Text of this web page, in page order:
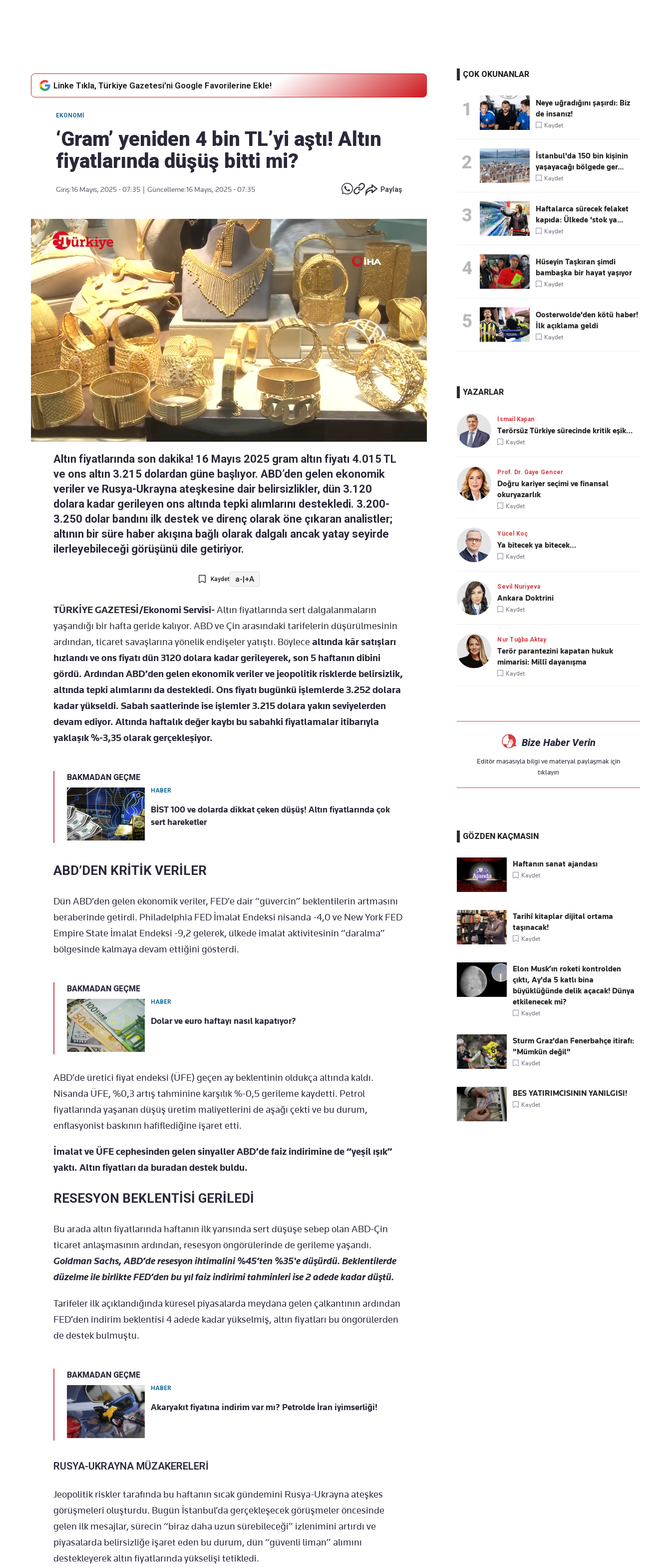
Linke Tıkla, Türkiye Gazetesi'ni Google Favorilerine Ekle!
EKONOMI
‘Gram’ yeniden 4 bin TL’yi aştı! Altın
fiyatlarında düşüş bitti mi?
Giriş:16 Mayıs, 2025 - 07:35 Güncelleme:16 Mayıs, 2025 - 07:35 Paylaş
Altın fiyatlarında son dakika! 16 Mayıs 2025 gram altın fiyatı 4.015 TL
ve ons altın 3.215 dolardan güne başlıyor. ABD’den gelen ekonomik
veriler ve Rusya-Ukrayna ateşkesine dair belirsizlikler, dün 3.120
dolara kadar gerileyen ons altında tepki alımlarını destekledi. 3.200-
3.250 dolar bandını ilk destek ve direnç olarak öne çıkaran analistler;
altının bir süre haber akışına bağlı olarak dalgalı ancak yatay seyirde
ilerleyebileceği görüşünü dile getiriyor.
Kaydet a-|+A
TÜRKİYE GAZETESİ/Ekonomi Servisi-Altın fiyatlarında sert dalgalanmaların
yaşandığı bir hafta geride kalıyor. ABD ve Çin arasındaki tarifelerin düşürülmesinin
ardından, ticaret savaşlarına yönelik endişeler yatıştı. Böylece altında kâr satışları
hızlandı ve ons fiyatı dün 3120 dolara kadar gerileyerek, son 5 haftanın dibini
gördü. Ardından ABD’den gelen ekonomik veriler ve jeopolitik risklerde belirsizlik,
altında tepki alımlarını da destekledi. Ons fiyatı bugünkü işlemlerde 3.252 dolara
kadar yükseldi. Sabah saatlerinde ise işlemler 3.215 dolara yakın seviyelerden
devam ediyor. Altında haftalık değer kaybı bu sabahki fiyatlamalar itibarıyla
yaklaşık %-3,35 olarak gerçekleşiyor.
BAKMADAN GEÇME
HABER
BİST 100 ve dolarda dikkat çeken düşüş! Altın fiyatlarında çok
sert hareketler
ABD’DEN KRİTİK VERİLER
Dün ABD’den gelen ekonomik veriler, FED’e dair “güvercin” beklentilerin artmasını
beraberinde getirdi. Philadelphia FED İmalat Endeksi nisanda -4,0 ve New York FED
Empire State İmalat Endeksi -9,2 gelerek, ülkede imalat aktivitesinin “daralma”
bölgesinde kalmaya devam ettiğini gösterdi.
BAKMADAN GEÇME
HABER
Dolar ve euro haftayı nasıl kapatıyor?
ABD’de üretici fiyat endeksi (ÜFE) geçen ay beklentinin oldukça altında kaldı.
Nisanda ÜFE, %0,3 artış tahminine karşılık %-0,5 gerileme kaydetti. Petrol
fiyatlarında yaşanan düşüş üretim maliyetlerini de aşağı çekti ve bu durum,
enflasyonist baskının hafiflediğine işaret etti.
İmalat ve ÜFE cephesinden gelen sinyaller ABD’de faiz indirimine de “yeşil ışık”
yaktı. Altın fiyatları da buradan destek buldu.
RESESYON BEKLENTİSİ GERİLEDİ
Bu arada altın fiyatlarında haftanın ilk yarısında sert düşüşe sebep olan ABD-Çin
ticaret anlaşmasının ardından, resesyon öngörülerinde de gerileme yaşandı.
Goldman Sachs, ABD’de resesyon ihtimalini %45’ten %35'e düşürdü. Beklentilerde
düzelme ile birlikte FED’den bu yıl faiz indirimi tahminleri ise 2 adede kadar düştü.
Tarifeler ilk açıklandığında küresel piyasalarda meydana gelen çalkantının ardından
FED’den indirim beklentisi 4 adede kadar yükselmiş, altın fiyatları bu öngörülerden
de destek bulmuştu.
BAKMADAN GEÇME
HABER
Akaryakıt fiyatına indirim var mı? Petrolde İran iyimserliği!
RUSYA-UKRAYNA MÜZAKERELERİ
Jeopolitik riskler tarafında bu haftanın sıcak gündemini Rusya-Ukrayna ateşkes
görüşmeleri oluşturdu. Bugün İstanbul’da gerçekleşecek görüşmeler öncesinde
gelen ilk mesajlar, sürecin “biraz daha uzun sürebileceği” izlenimini artırdı ve
piyasalarda belirsizliğe işaret eden bu durum, dün “güvenli liman” alımını
destekleyerek altın fiyatlarında yükselişi tetikledi.
ÇOK OKUNANLAR
1
Neye uğradığını şaşırdı: Biz
de insanız!
Kaydet
2
İstanbul'da 150 bin kişinin
yaşayacağı bölgede ger...
Kaydet
3
Haftalarca sürecek felaket
kapıda: Ülkede 'stok ya...
Kaydet
4
Hüseyin Taşkıran şimdi
bambaşka bir hayat yaşıyor
Kaydet
5
Oosterwolde'den kötü haber!
İlk açıklama geldi
Kaydet
YAZARLAR
İsmail Kapan
Terörsüz Türkiye sürecinde kritik eşik…
Kaydet
Prof. Dr. Gaye Gencer
Doğru kariyer seçimi ve finansal
okuryazarlık
Kaydet
Yücel Koç
Ya bitecek ya bitecek…
Kaydet
Sevil Nuriyeva
Ankara Doktrini
Kaydet
Nur Tuğba Aktay
Terör parantezini kapatan hukuk
mimarisi: Millî dayanışma
Kaydet
Bize Haber Verin
Editör masasıyla bilgi ve materyal paylaşmak için
tıklayın
GÖZDEN KAÇMASIN
Haftanın sanat ajandası
Kaydet
Tarihî kitaplar dijital ortama
taşınacak!
Kaydet
Elon Musk’ın roketi kontrolden
çıktı, Ay'da 5 katlı bina
büyüklüğünde delik açacak! Dünya
etkilenecek mi?
Kaydet
Sturm Graz'dan Fenerbahçe itirafı:
"Mümkün değil"
Kaydet
BES YATIRIMCISININ YANILGISI!
Kaydet